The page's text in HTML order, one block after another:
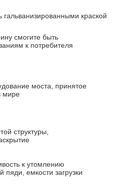
краской
смогите быть
к потребителя
моста, принятое
мире
структуры,
к утомлению
пяди, емкости загрузки